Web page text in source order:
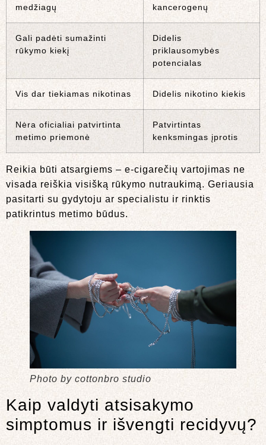
medžiagų
kancerogenų
Gali padėti sumažinti
rūkymo kiekį
Didelis
priklausomybės
potencialas
Vis dar tiekiamas nikotinas Didelis nikotino kiekis
Nėra oficialiai patvirtinta
metimo priemonė
Patvirtintas
kenksmingas įprotis
Reikia būti atsargiems – e-cigarečių vartojimas ne
visada reiškia visišką rūkymo nutraukimą. Geriausia
pasitarti su gydytoju ar specialistu ir rinktis
patikrintus metimo būdus.
Photo by cottonbro studio
Kaip valdyti atsisakymo
simptomus ir išvengti recidyvų?